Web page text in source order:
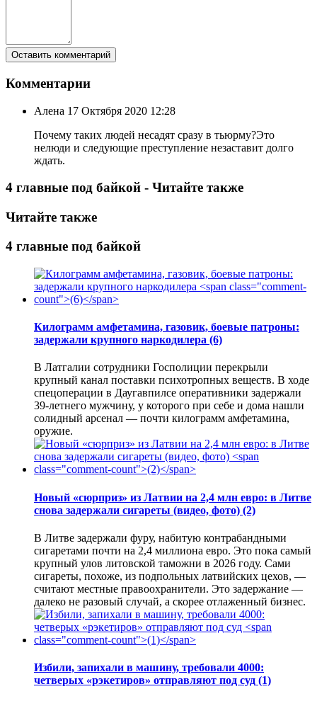
Комментарии
Алена 17 Октября 2020 12:28
Почему таких людей несадят сразу в тьюрму?Это
нелюди и следующие преступление незаставит долго
ждать.
4 главные под байкой - Читайте также
Читайте также
4 главные под байкой
Килограмм амфетамина, газовик, боевые патроны:
задержали крупного наркодилера (6)
В Латгалии сотрудники Госполиции перекрыли
крупный канал поставки психотропных веществ. В ходе
спецоперации в Даугавпилсе оперативники задержали
39-летнего мужчину, у которого при себе и дома нашли
солидный арсенал — почти килограмм амфетамина,
оружие.
Новый «сюрприз» из Латвии на 2,4 млн евро: в Литве
снова задержали сигареты (видео, фото) (2)
В Литве задержали фуру, набитую контрабандными
сигаретами почти на 2,4 миллиона евро. Это пока самый
крупный улов литовской таможни в 2026 году. Сами
сигареты, похоже, из подпольных латвийских цехов, —
считают местные правоохранители. Это задержание —
далеко не разовый случай, а скорее отлаженный бизнес.
Избили, запихали в машину, требовали 4000:
четверых «рэкетиров» отправляют под суд (1)